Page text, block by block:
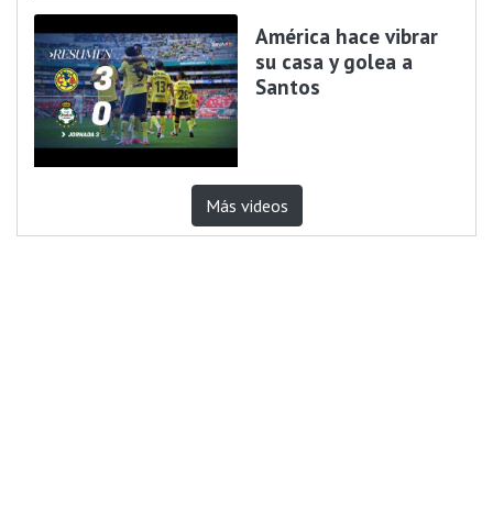
América hace vibrar
su casa y golea a
Santos
Más videos